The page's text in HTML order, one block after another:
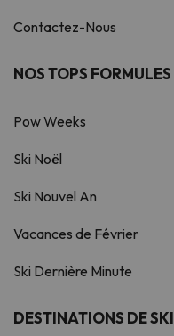
Contactez-Nous
NOS TOPS FORMULES
Pow Weeks
Ski Noël
Ski Nouvel An
Vacances de Février
Ski Dernière Minute
DESTINATIONS DE SKI